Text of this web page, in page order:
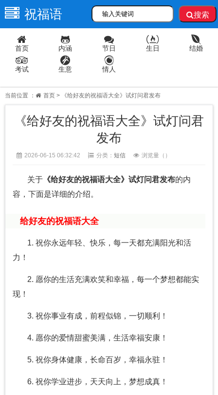
祝福语 搜索
首页 内涵 节日 生日 结婚
考试 生意 情人
当前位置 ： 首页 > 《给好友的祝福语大全》试灯问君发布
《给好友的祝福语大全》试灯问君
发布
2026-06-15 06:32:42 分类： 短信 浏览量（ ）
关于 《给好友的祝福语大全》试灯问君发布的内
容，下面是详细的介绍。
给好友的祝福语大全
1. 祝你永远年轻、快乐，每一天都充满阳光和活
力！
2. 愿你的生活充满欢笑和幸福，每一个梦想都能实
现！
3. 祝你事业有成，前程似锦，一切顺利！
4. 愿你的爱情甜蜜美满，生活幸福安康！
5. 祝你身体健康，长命百岁，幸福永驻！
6. 祝你学业进步，天天向上，梦想成真！